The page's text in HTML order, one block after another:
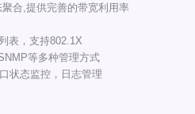
合,提供完善的带宽利用率
表，支持802.1X
等多种管理方式
状态监控，日志管理